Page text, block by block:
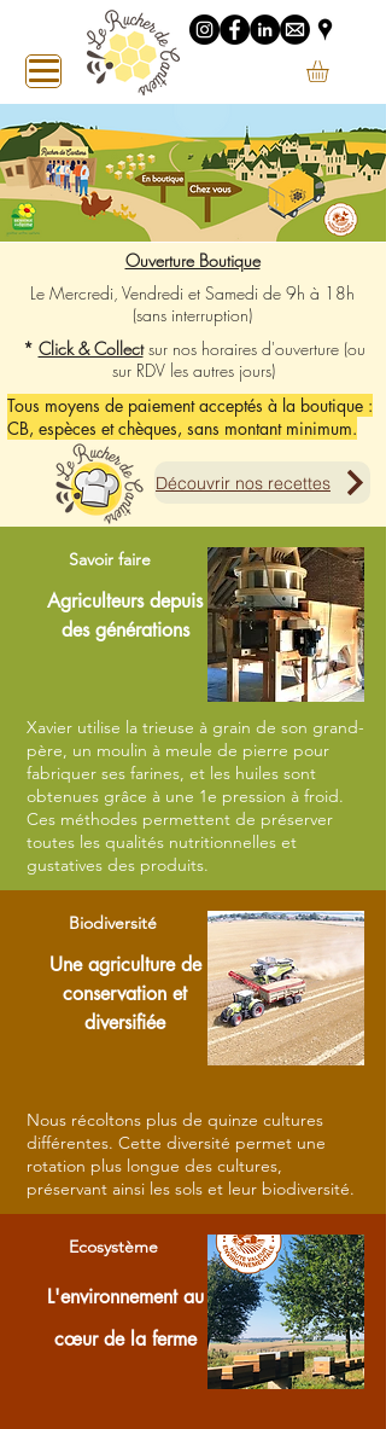
Ouverture Boutique
Le Mercredi, Vendredi et Samedi de 9h à 18h
(sans interruption)
* Click & Collectsur nos horaires d'ouverture (ou
sur RDV les autres jours)
Tous moyens de paiement acceptés à la boutique :
CB, espèces et chèques, sans montant minimum.
Découvrir nos recettes
Savoir faire
Agriculteurs depuis
des générations
Xavier utilise la trieuse à grain de son grand-
père, un moulin à meule de pierre pour
fabriquer ses farines, et les huiles sont
obtenues grâce à une 1e pression à froid.
Ces méthodes permettent de préserver
toutes les qualités nutritionnelles et
gustatives des produits.
Biodiversité
Une agriculture de
conservation et
diversifiée
Nous récoltons plus de quinze cultures
différentes. Cette diversité permet une
rotation plus longue des cultures,
préservant ainsi les sols et leur biodiversité.
Ecosystème
L'environnement au
cœurde la ferme